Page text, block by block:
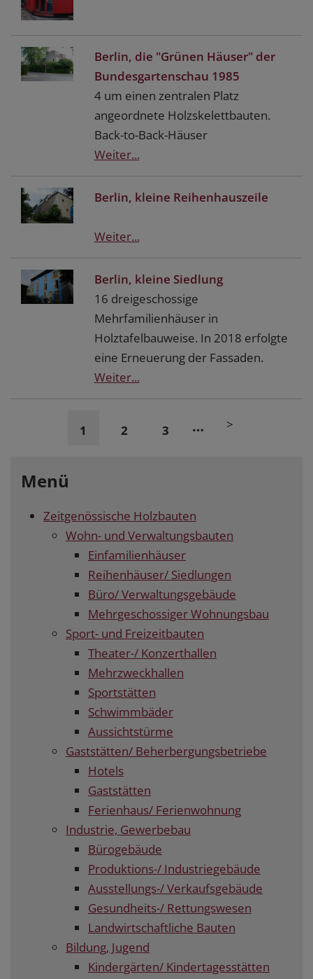
Berlin, die "Grünen Häuser" der
Bundesgartenschau 1985
4 um einen zentralen Platz
angeordnete Holzskelettbauten.
Back-to-Back-Häuser
Weiter...
Berlin, kleine Reihenhauszeile
Weiter...
Berlin, kleine Siedlung
16 dreigeschossige
Mehrfamilienhäuser in
Holztafelbauweise. In 2018 erfolgte
eine Erneuerung der Fassaden.
Weiter...
1 2 3 … >
Menü
Zeitgenössische Holzbauten
Wohn- und Verwaltungsbauten
Einfamilienhäuser
Reihenhäuser/ Siedlungen
Büro/ Verwaltungsgebäude
Mehrgeschossiger Wohnungsbau
Sport- und Freizeitbauten
Theater-/ Konzerthallen
Mehrzweckhallen
Sportstätten
Schwimmbäder
Aussichtstürme
Gaststätten/ Beherbergungsbetriebe
Hotels
Gaststätten
Ferienhaus/ Ferienwohnung
Industrie, Gewerbebau
Bürogebäude
Produktions-/ Industriegebäude
Ausstellungs-/ Verkaufsgebäude
Gesundheits-/ Rettungswesen
Landwirtschaftliche Bauten
Bildung, Jugend
Kindergärten/ Kindertagesstätten